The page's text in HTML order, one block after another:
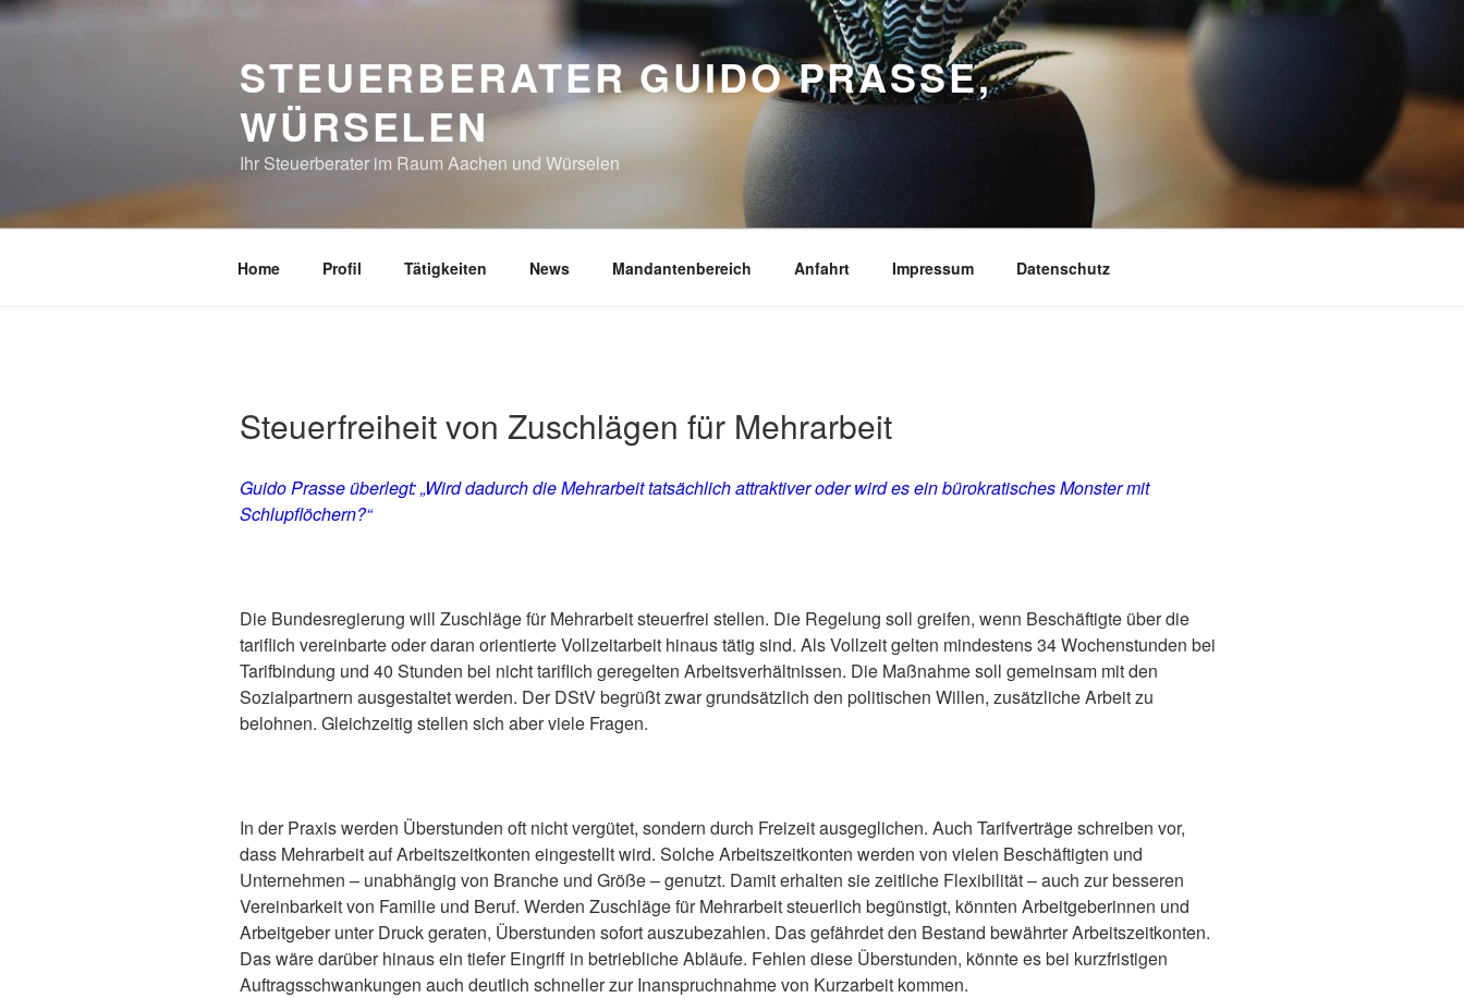
Zum
STEUERBERATER GUIDO PRASSE,
WÜRSELEN
Ihr Steuerberater im Raum Aachen und Würselen
Home Profil Tätigkeiten News Mandantenbereich Anfahrt Impressum Datenschutz
Steuerfreiheit von Zuschlägen für Mehrarbeit
Guido Prasse überlegt: „Wird dadurch die Mehrarbeit tatsächlich attraktiver oder wird es ein bürokratisches Monster mit
Schlupflöchern?“
Die Bundesregierung will Zuschläge für Mehrarbeit steuerfrei stellen. Die Regelung soll greifen, wenn Beschäftigte über die
tariflich vereinbarte oder daran orientierte Vollzeitarbeit hinaus tätig sind. Als Vollzeit gelten mindestens 34 Wochenstunden bei
Tarifbindung und 40 Stunden bei nicht tariflich geregelten Arbeitsverhältnissen. Die Maßnahme soll gemeinsam mit den
Sozialpartnern ausgestaltet werden. Der DStV begrüßt zwar grundsätzlich den politischen Willen, zusätzliche Arbeit zu
belohnen. Gleichzeitig stellen sich aber viele Fragen.
In der Praxis werden Überstunden oft nicht vergütet, sondern durch Freizeit ausgeglichen. Auch Tarifverträge schreiben vor,
dass Mehrarbeit auf Arbeitszeitkonten eingestellt wird. Solche Arbeitszeitkonten werden von vielen Beschäftigten und
Unternehmen – unabhängig von Branche und Größe – genutzt. Damit erhalten sie zeitliche Flexibilität – auch zur besseren
Vereinbarkeit von Familie und Beruf. Werden Zuschläge für Mehrarbeit steuerlich begünstigt, könnten Arbeitgeberinnen und
Arbeitgeber unter Druck geraten, Überstunden sofort auszubezahlen. Das gefährdet den Bestand bewährter Arbeitszeitkonten.
Das wäre darüber hinaus ein tiefer Eingriff in betriebliche Abläufe. Fehlen diese Überstunden, könnte es bei kurzfristigen
Auftragsschwankungen auch deutlich schneller zur Inanspruchnahme von Kurzarbeit kommen.